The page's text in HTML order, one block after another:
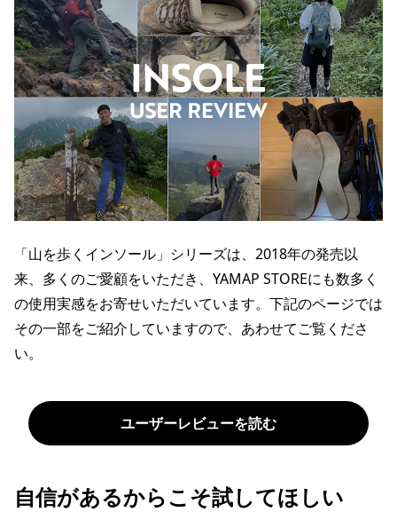
「山を歩くインソール」シリーズは、2018年の発売以
来、多くのご愛顧をいただき、YAMAP STOREにも数多く
の使用実感をお寄せいただいています。下記のページでは
その一部をご紹介していますので、あわせてご覧くださ
い。
ユーザーレビューを読む
自信があるからこそ試してほしい